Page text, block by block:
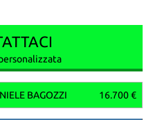
BAGOZZI 16.700 €